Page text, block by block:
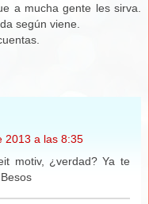
a mucha gente les sirva.
según viene.
2013 a las 8:35
motiv, ¿verdad? Ya te